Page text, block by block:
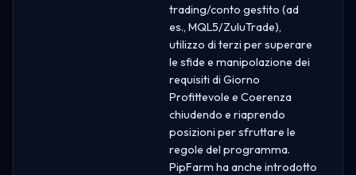
trading/conto gestito (ad
es., MQL5/ZuluTrade),
utilizzo di terzi per superare
le sfide e manipolazione dei
requisiti di Giorno
Profittevole e Coerenza
chiudendo e riaprendo
posizioni per sfruttare le
regole del programma.
PipFarm ha anche introdotto